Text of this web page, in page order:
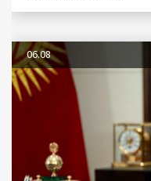
06.08